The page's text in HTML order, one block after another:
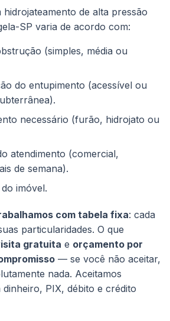
de alta pressão
SP varia de acordo com:
(simples, média ou
do entupimento (acessível ou
necessário (furão, hidrojato ou
atendimento (comercial,
de semana).
imóvel.
com tabela fixa: cada
particularidades. O que
gratuita e orçamento por
— se você não aceitar,
nada. Aceitamos
dinheiro, PIX, débito e crédito